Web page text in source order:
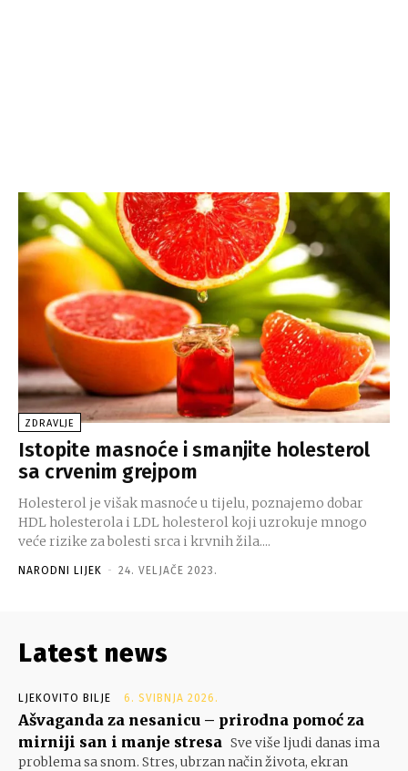
ZDRAVLJE
Istopite masnoće i smanjite holesterol
sa crvenim grejpom
Holesterol je višak masnoće u tijelu, poznajemo dobar
HDL holesterola i LDL holesterol koji uzrokuje mnogo
veće rizike za bolesti srca i krvnih žila....
NARODNI LIJEK - 24. VELJAČE 2023.
Latest news
LJEKOVITO BILJE 6. SVIBNJA 2026.
Ašvaganda za nesanicu – prirodna pomoć za
mirniji san i manje stresa Sve više ljudi danas ima
problema sa snom. Stres, ubrzan način života, ekran